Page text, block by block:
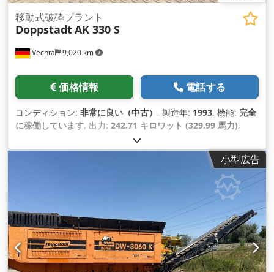
Vechta 9,020 km
移動式破砕プラント
DoppstadtAK 330 S
価格情報 電話する
コンディション: 非常に良い（中古） , 製造年: 1993, 機能: 完全
に稼働しています, 出力: 242.71 キロワット (329.99 馬力),
小型広告